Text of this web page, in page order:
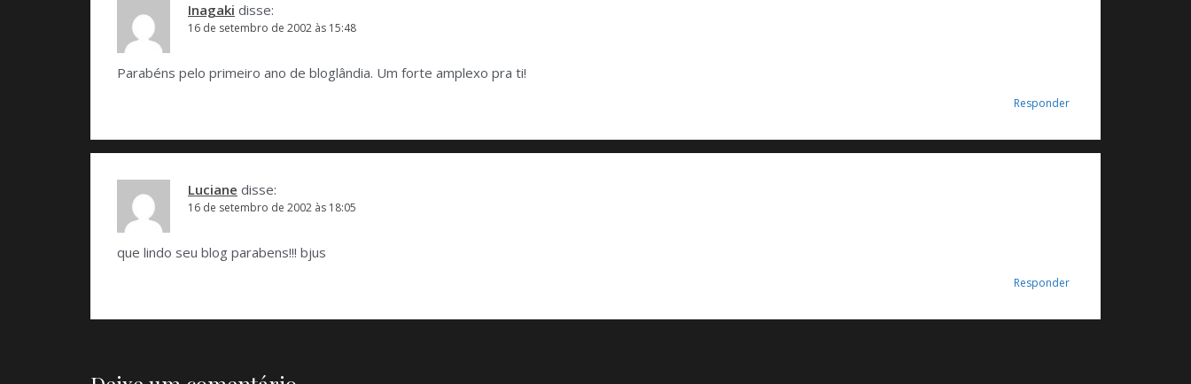
Inagaki disse:
16 de setembro de 2002 às 15:48
Parabéns pelo primeiro ano de bloglândia. Um forte amplexo pra ti!
Responder
Luciane disse:
16 de setembro de 2002 às 18:05
que lindo seu blog parabens!!! bjus
Responder